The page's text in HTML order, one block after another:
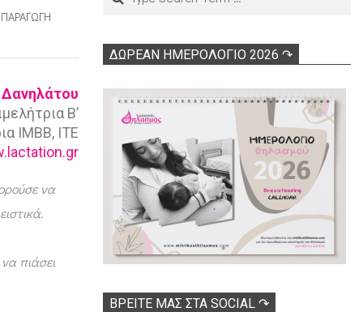
ΠΑΡΑΓΩΓΉ
Δανηλάτου
Β’
ΙΜΒΒ, ΙΤΕ
να
πιάσει
ΔΩΡΕΑΝ ΗΜΕΡΟΛΟΓΙΟ 2026 ↷
ΒΡΕΊΤΕ ΜΑΣ ΣΤΑ SOCIAL ↷